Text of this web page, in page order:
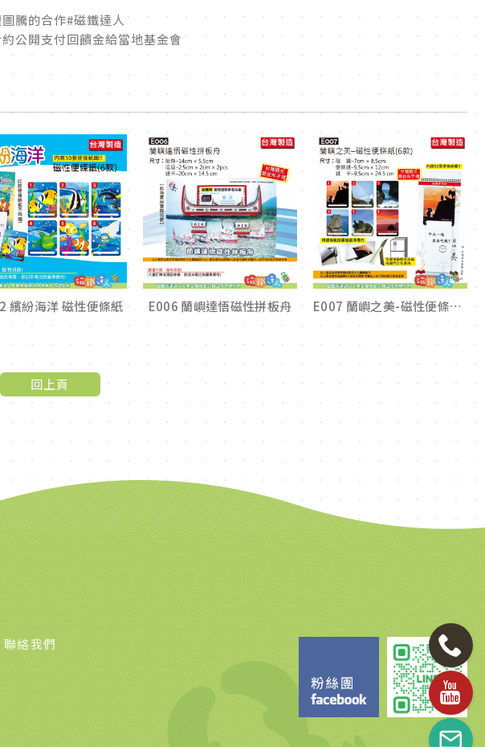
騰的合作#磁鐵達人
公開支付回饋金給當地基金會
繽紛海洋 磁性便條紙 E006 蘭嶼達悟磁性拼板舟 E007 蘭嶼之美-磁性便條紙(共六款)
回上頁
聯絡我們